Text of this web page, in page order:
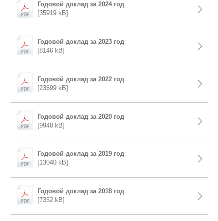
Годовой доклад за 2024 год
[35919 kB]
Годовой доклад за 2023 год
[8146 kB]
Годовой доклад за 2022 год
[23699 kB]
Годовой доклад за 2020 год
[9948 kB]
Годовой доклад за 2019 год
[13040 kB]
Годовой доклад за 2018 год
[7352 kB]